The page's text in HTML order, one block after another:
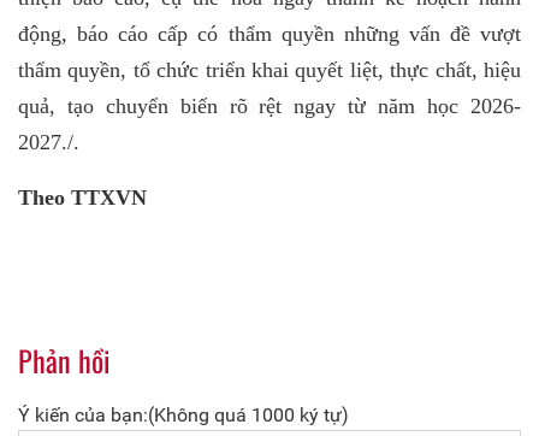
động, báo cáo cấp có thẩm quyền những vấn đề vượt
thẩm quyền, tổ chức triển khai quyết liệt, thực chất, hiệu
quả, tạo chuyển biến rõ rệt ngay từ năm học 2026-
2027./.
Theo TTXVN
Phản hồi
Ý kiến của bạn:(Không quá 1000 ký tự)